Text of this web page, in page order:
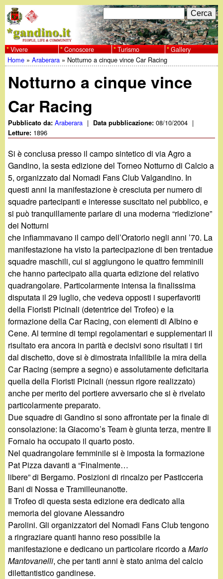
al
contenuto
principale
w
w
w
.
g
a
n
d
i
n
o
.
i
t
F
o
r
m
i
r
i
c
e
r
c
a
C
e
r
c
a
Vivere Conoscere Turismo Gallery
Tu
sei
qui
Home »Araberara » Notturno a cinque vince Car Racing
Notturno a cinque vince
Car Racing
Pubblicato da:Araberara | Data pubblicazione:08/10/2004 |
Letture: 1896
Si è conclusa presso il campo sintetico di via Agro a
Gandino, la sesta edizione del Torneo Notturno di Calcio a
5, organizzato dal Nomadi Fans Club Valgandino. In
questi anni la manifestazione è cresciuta per numero di
squadre partecipanti e interesse suscitato nel pubblico, e
si può tranquillamente parlare di una moderna “riedizione”
dei Notturni
che infiammavano il campo dell’Oratorio negli anni ’70. La
manifestazione ha visto la partecipazione di ben trentadue
squadre maschili, cui si aggiungono le quattro femminili
che hanno partecipato alla quarta edizione del relativo
quadrangolare. Particolarmente intensa la finalissima
disputata il 29 luglio, che vedeva opposti i superfavoriti
della Fioristi Picinali (detentrice del Trofeo) e la
formazione della Car Racing, con elementi di Albino e
Cene. Al termine di tempi regolamentari e supplementari il
risultato era ancora in parità e decisivi sono risultati i tiri
dal dischetto, dove si è dimostrata infallibile la mira della
Car Racing (sempre a segno) e assolutamente deficitaria
quella della Fioristi Picinali (nessun rigore realizzato)
anche per merito del portiere avversario che si è rivelato
particolarmente preparato.
Due squadre di Gandino si sono affrontate per la finale di
consolazione: la Giacomo’s Team è giunta terza, mentre Il
Fornaio ha occupato il quarto posto.
Nel quadrangolare femminile si è imposta la formazione
Pat Pizza davanti a “Finalmente…
libere” di Bergamo. Posizioni di rincalzo per Pasticceria
Bani di Nossa e Tramilleunanotte.
Il Trofeo di questa sesta edizione era dedicato alla
memoria del giovane Alessandro
Parolini. Gli organizzatori del Nomadi Fans Club tengono
a ringraziare quanti hanno reso possibile la
manifestazione e dedicano un particolare ricordo aMario
Mantovanelli, che per tanti anni è stato anima del calcio
dilettantistico gandinese.